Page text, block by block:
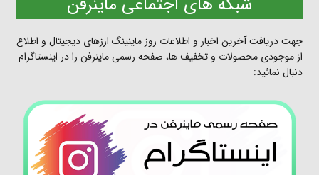
جهت دریافت آخرین اخبار و اطلاعات روز ماینینگ ارزهای دیجیتال و اطلاع
از موجودی محصولات و تخفیف ها، صفحه رسمی ماینرفن را در اینستاگرام
دنبال نمائید: